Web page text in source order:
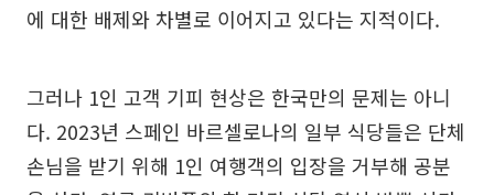
에 대한 배제와 차별로 이어지고 있다는 지적이다.
그러나 1인 고객 기피 현상은 한국만의 문제는 아니
다. 2023년 스페인 바르셀로나의 일부 식당들은 단체
손님을 받기 위해 1인 여행객의 입장을 거부해 공분